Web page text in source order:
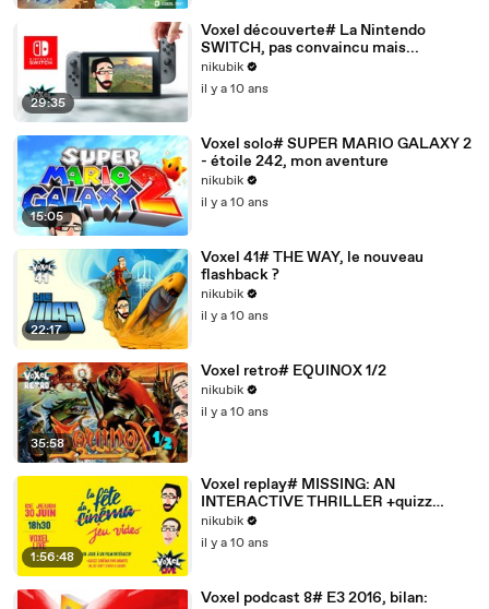
29:35
Voxel découverte# La Nintendo
SWITCH, pas convaincu mais...
nikubik
il y a 10 ans
15:05
Voxel solo# SUPER MARIO GALAXY 2
- étoile 242, mon aventure
nikubik
il y a 10 ans
22:17
Voxel 41# THE WAY, le nouveau
flashback ?
nikubik
il y a 10 ans
35:58
Voxel retro# EQUINOX 1/2
nikubik
il y a 10 ans
1:56:48
Voxel replay# MISSING: AN
INTERACTIVE THRILLER +quizz
cinéma
nikubik
il y a 10 ans
Voxel podcast 8# E3 2016, bilan: